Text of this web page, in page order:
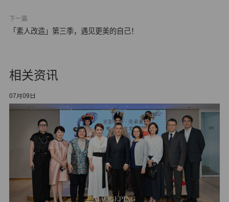
下一篇
「素人改造」第三季，遇见更美的自己！
相关资讯
07月09日